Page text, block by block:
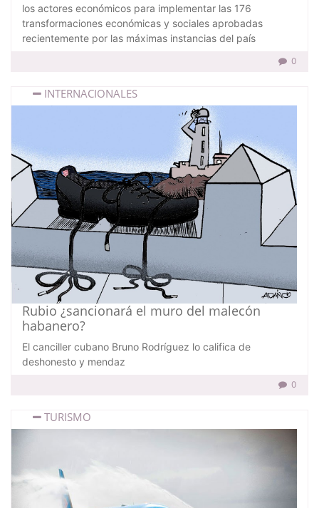
los actores económicos para implementar las 176
transformaciones económicas y sociales aprobadas
recientemente por las máximas instancias del país
0
INTERNACIONALES
Rubio ¿sancionará el muro del malecón
habanero?
El canciller cubano Bruno Rodríguez lo califica de
deshonesto y mendaz
0
TURISMO